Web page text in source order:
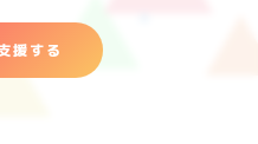
援する